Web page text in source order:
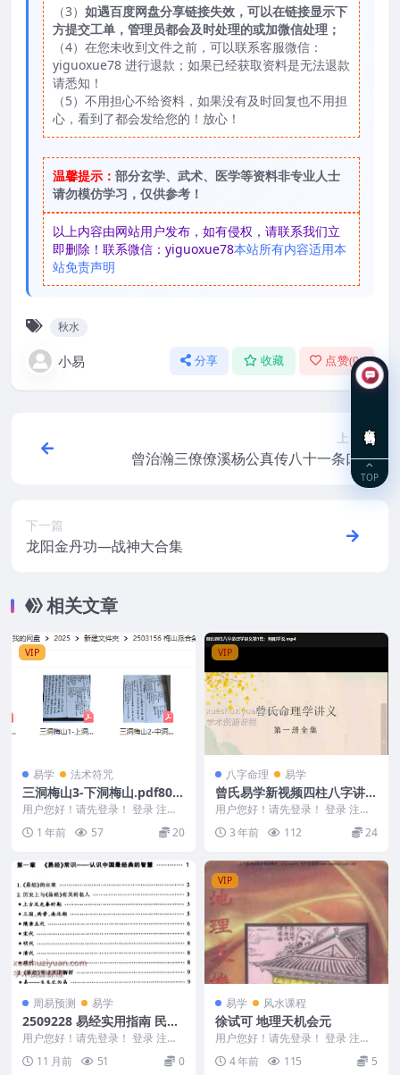
（3） 如遇百度网盘分享链接失效，可以在链接显示下
方提交工单，管理员都会及时处理的或加微信处理；
（4）在您未收到文件之前，可以联系客服微信：
yiguoxue78 进行退款；如果已经获取资料是无法退款
请悉知！
（5）不用担心不给资料，如果没有及时回复也不用担
心，看到了都会发给您的！放心！
温馨提示： 部分玄学、武术、医学等资料非专业人士
请勿模仿学习，仅供参考！
以上内容由网站用户发布，如有侵权，请联系我们立
即删除！联系微信：yiguoxue78本站所有内容适用本
站免责声明
秋水
小易 分享 收藏 点赞(0)
上一篇
曾治瀚三僚僚溪杨公真传八十一条口诀
下一篇
龙阳金丹功—战神大合集
相关文章
VIP
易学 法术符咒
三洞梅山3-下洞梅山.pdf80
+三洞梅山1-上洞梅山+三洞
梅山2-中洞梅山
用户您好！请先登录！ 登录 注册
三洞梅山3-下洞梅山.pdf80+三洞
梅山1-...
1 年前 57 20
VIP
八字命理 易学
曾氏易学新视频四柱八字讲义
第一册70集全 曾勇八字
用户您好！请先登录！ 登录 注册
曾氏易学新视频四柱八字讲义第一
册70集全 Y2...
3 年前 112 24
周易预测 易学
2509228 易经实用指南 民俗
禁忌大全
用户您好！请先登录！ 登录 注册
易经实用指南 民俗禁忌大全 仅交
流查阅 250...
11 月前 51 0
VIP
易学 风水课程
徐试可 地理天机会元
用户您好！请先登录！ 登录 注册
编号：MY2212-200-108 徐试可
地...4 年前 115 5
TOP